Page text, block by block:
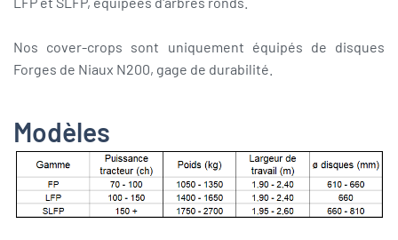
Nos cover-crops sont uniquement équipés de disques
Forges de Niaux N200, gage de durabilité.
Modèles